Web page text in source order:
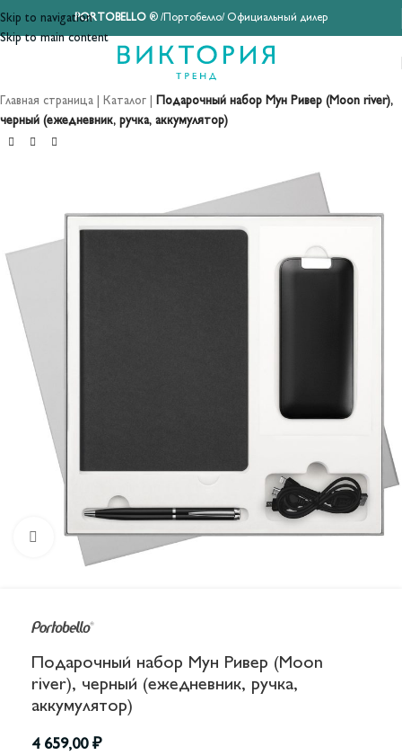
Skip to navigation
Skip to main content
PORTOBELLO® /Портобелло/ Официальный дилер
Главная страница Каталог
Подарочный набор Мун Ривер (Moon river),
черный (ежедневник, ручка, аккумулятор)
Увеличить
Подарочный набор Мун Ривер (Moon
river), черный (ежедневник, ручка,
аккумулятор)
4 659,00 ₽